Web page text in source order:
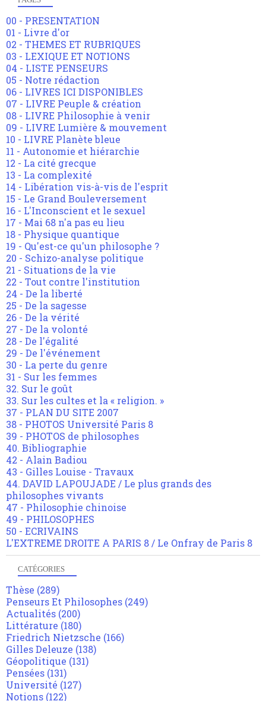
00 - PRESENTATION
01 - Livre d'or
02 - THEMES ET RUBRIQUES
03 - LEXIQUE ET NOTIONS
04 - LISTE PENSEURS
05 - Notre rédaction
06 - LIVRES ICI DISPONIBLES
07 - LIVRE Peuple & création
08 - LIVRE Philosophie à venir
09 - LIVRE Lumière & mouvement
10 - LIVRE Planète bleue
11 - Autonomie et hiérarchie
12 - La cité grecque
13 - La complexité
14 - Libération vis-à-vis de l'esprit
15 - Le Grand Bouleversement
16 - L'Inconscient et le sexuel
17 - Mai 68 n'a pas eu lieu
18 - Physique quantique
19 - Qu'est-ce qu'un philosophe ?
20 - Schizo-analyse politique
21 - Situations de la vie
22 - Tout contre l'institution
24 - De la liberté
25 - De la sagesse
26 - De la vérité
27 - De la volonté
28 - De l'égalité
29 - De l'événement
30 - La perte du genre
31 - Sur les femmes
32. Sur le goût
33. Sur les cultes et la « religion. »
37 - PLAN DU SITE 2007
38 - PHOTOS Université Paris 8
39 - PHOTOS de philosophes
40. Bibliographie
42 - Alain Badiou
43 - Gilles Louise - Travaux
44. DAVID LAPOUJADE / Le plus grands des
philosophes vivants
47 - Philosophie chinoise
49 - PHILOSOPHES
50 - ECRIVAINS
L'EXTREME DROITE A PARIS 8 / Le Onfray de Paris 8
CATÉGORIES
Thèse (289)
Penseurs Et Philosophes (249)
Actualités (200)
Littérature (180)
Friedrich Nietzsche (166)
Gilles Deleuze (138)
Géopolitique (131)
Pensées (131)
Université (127)
Notions (122)